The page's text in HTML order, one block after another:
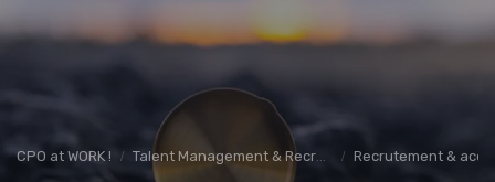
CPO at WORK ! Talent Management & Recrutement Recrutement &